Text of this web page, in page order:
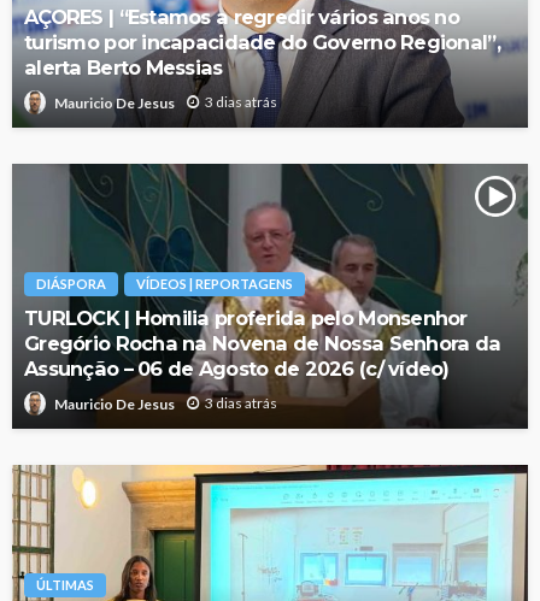
AÇORES | “Estamos a regredir vários anos no
turismo por incapacidade do Governo Regional”,
alerta Berto Messias
Mauricio De Jesus 3 dias atrás
DIÁSPORA VÍDEOS | REPORTAGENS
TURLOCK | Homilia proferida pelo Monsenhor
Gregório Rocha na Novena de Nossa Senhora da
Assunção – 06 de Agosto de 2026 (c/ vídeo)
Mauricio De Jesus 3 dias atrás
ÚLTIMAS